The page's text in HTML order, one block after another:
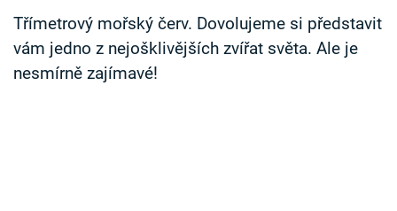
Přihlášení
Třímetrový mořský červ. Dovolujeme si představit
vám jedno z nejošklivějších zvířat světa. Ale je
nesmírně zajímavé!